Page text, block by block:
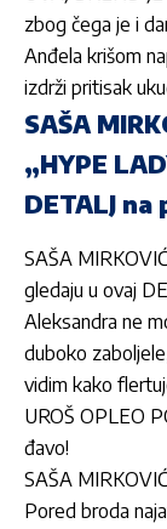
zbog čega je i
Anđela krišom
izdrži pritisak
SAŠA
„HYPE
DETALJ
SAŠA
gledaju u ovaj
Aleksandra ne
duboko
vidim kako
UROŠ OPLEO
đavo!
SAŠA
Pored broda